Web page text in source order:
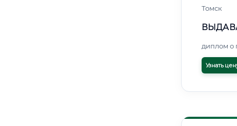
Томск
диплом о
Узнать